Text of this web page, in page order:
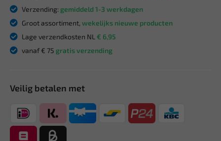
Verzending: gemiddeld 1-3 werkdagen
Groot assortiment, wekelijks nieuwe producten
Lage verzendkosten NL € 6,95
vanaf € 75 gratis verzending
Veilig betalen met